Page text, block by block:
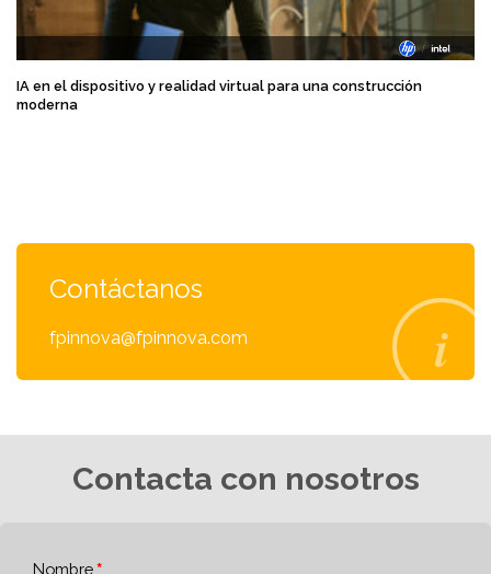
IA en el dispositivo y realidad virtual para una construcción
moderna
Contáctanos
fpinnova@fpinnova.com
Contacta con nosotros
Nombre